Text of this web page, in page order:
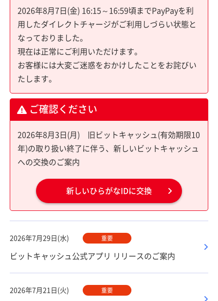
2026年8月7日(金) 16:15～16:59頃までPayPayを利
用したダイレクトチャージがご利用しづらい状態と
なっておりました。
現在は正常にご利用いただけます。
お客様には大変ご迷惑をおかけしたことをお詫びい
たします。
ご確認ください
2026年8月3日(月) 旧ビットキャッシュ(有効期限10
年)の取り扱い終了に伴う、新しいビットキャッシュ
への交換のご案内
新しいひらがなIDに交換
2026年7月29日(水) 重要
ビットキャッシュ公式アプリ リリースのご案内
2026年7月21日(火) 重要